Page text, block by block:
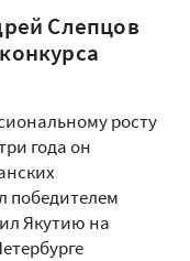
Слепцов
росту
года он
победителем
Якутию на